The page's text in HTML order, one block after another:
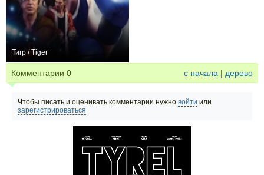
Тигр / Tiger
Комментарии 0 с начала | дерево
Чтобы писать и оценивать комментарии нужно войти или
зарегистрироваться